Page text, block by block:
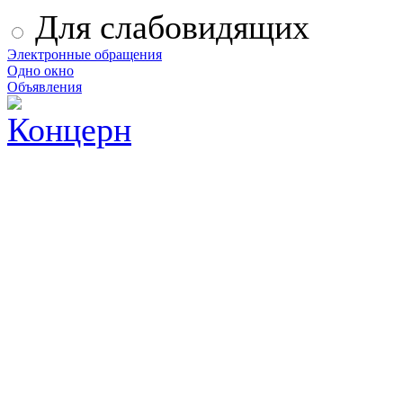
Для слабовидящих
Электронные обращения
Одно окно
Объявления